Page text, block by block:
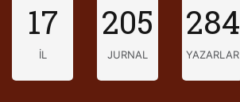
17
İL
205
JURNAL
284
YAZARLAR